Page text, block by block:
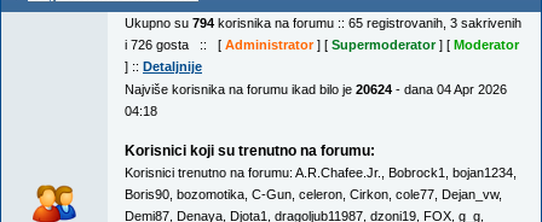
Ukupno su 794 korisnika na forumu :: 65 registrovanih, 3 sakrivenih
i 726 gosta :: [ Administrator] [ Supermoderator] [ Moderator
] :: Detaljnije
Najviše korisnika na forumu ikad bilo je 20624 - dana 04 Apr 2026
04:18
Korisnici koji su trenutno na forumu:
Korisnici trenutno na forumu: A.R.Chafee.Jr. Bobrock1 bojan1234
Boris90 bozomotika C-Gun celeron Cirkon cole77 Dejan_vw,
Demi87 Denaya Djota1 dragoljub11987 dzoni19 FOX g_g